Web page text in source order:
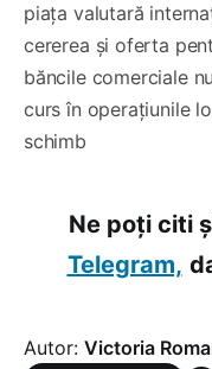
piața valutară
cererea și oferta
băncile comerciale
curs în operațiunile
schimb
Ne poți citi
Telegram,
Autor: Victoria